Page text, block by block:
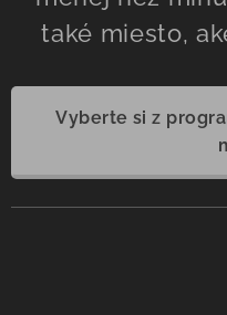
také miesto,
Vyberte si z